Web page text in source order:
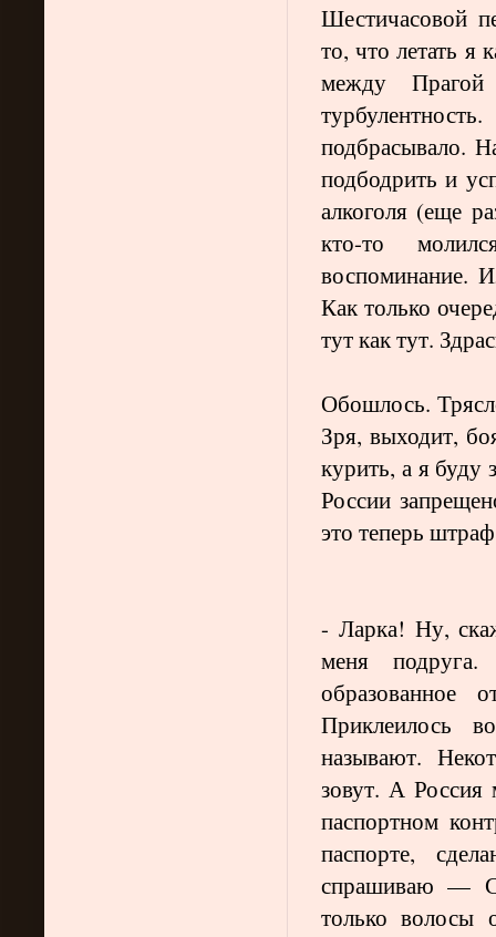
Шестичасовой
то, что летать я
между
подбрасывало.
подбодрить и
алкоголя (еще
кто-то
воспоминание.
Как только
тут как тут.
Обошлось.
Зря, выходит,
курить, а я буду
России
это теперь
- Ларка! Ну,
меня
образованное
Приклеилось
называют.
зовут. А Россия
паспортном
паспорте,
спрашиваю —
только волосы